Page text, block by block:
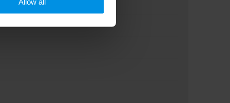
Allow all